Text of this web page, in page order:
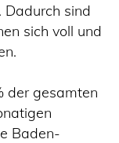
sind
sich voll und
der gesamten
Baden-